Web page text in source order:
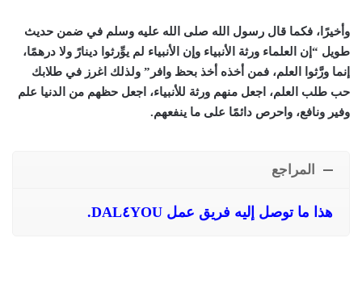
وأخيرًا، فكما قال رسول الله صلى الله عليه وسلم في ضمن حديث
طويل “إن العلماء ورثة الأنبياء وإن الأنبياء لم يوِّرثوا دينارً ولا درهمًا،
إنما ورَّثوا العلم، فمن أخذه أخذ بحظ وافر” ولذلك اغرز في طلابك
حب طلب العلم، اجعل منهم ورثة للأنبياء، اجعل حظهم من الدنيا علم
وفير ونافع، واحرص دائمًا على ما ينفعهم.
المراجع
هذا ما توصل إليه فريق عمل DAL٤YOU.